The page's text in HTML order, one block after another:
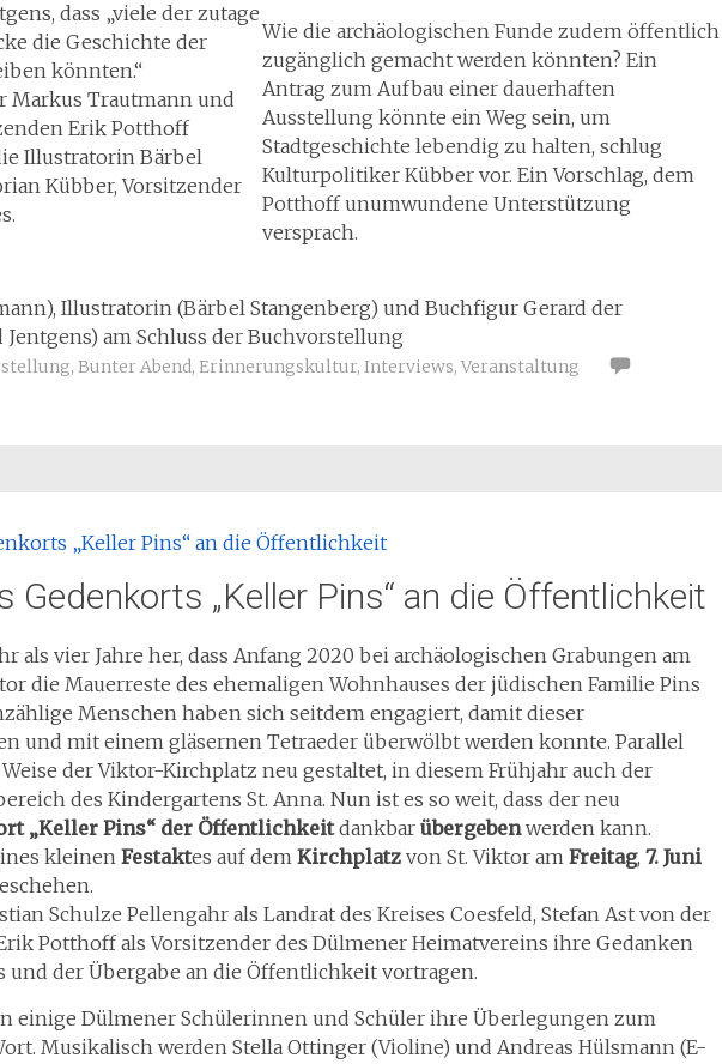
dass „viele der zutage
die Geschichte der
könnten.“
Markus Trautmann und
Erik Potthoff
Illustratorin Bärbel
Kübber, Vorsitzender
Wie die archäologischen Funde zudem öffentlich
zugänglich gemacht werden könnten? Ein
Antrag zum Aufbau einer dauerhaften
Ausstellung könnte ein Weg sein, um
Stadtgeschichte lebendig zu halten, schlug
Kulturpolitiker Kübber vor. Ein Vorschlag, dem
Potthoff unumwundene Unterstützung
versprach.
Illustratorin (Bärbel Stangenberg) und Buchfigur Gerard der
Jentgens) am Schluss der Buchvorstellung
, Bunter Abend, Erinnerungskultur, Interviews, Veranstaltung
Gedenkorts „Keller Pins“ an die Öffentlichkeit
als vier Jahre her, dass Anfang 2020 bei archäologischen Grabungen am
die Mauerreste des ehemaligen Wohnhauses der jüdischen Familie Pins
Menschen haben sich seitdem engagiert, damit dieser
und mit einem gläsernen Tetraeder überwölbt werden konnte. Parallel
der Viktor-Kirchplatz neu gestaltet, in diesem Frühjahr auch der
des Kindergartens St. Anna. Nun ist es so weit, dass der neu
„Keller Pins“ der Öffentlichkeitdankbar übergebenwerden kann.
kleinenFestaktes auf dem Kirchplatz von St. Viktor am Freitag, 7. Juni
Schulze Pellengahr als Landrat des Kreises Coesfeld, Stefan Ast von der
Potthoff als Vorsitzender des Dülmener Heimatvereins ihre Gedanken
und der Übergabe an die Öffentlichkeit vortragen.
einige Dülmener Schülerinnen und Schüler ihre Überlegungen zum
Musikalisch werden Stella Ottinger (Violine) und Andreas Hülsmann (E-